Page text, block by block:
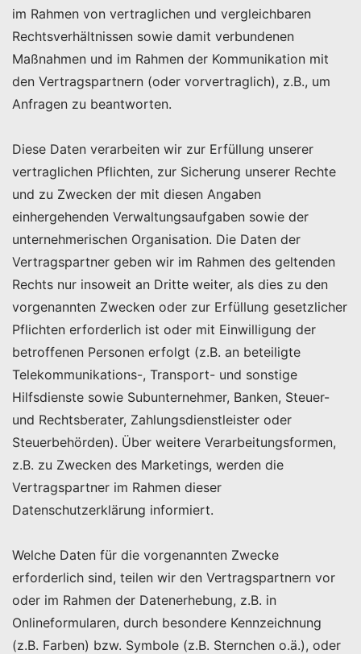
im Rahmen von vertraglichen und vergleichbaren
Rechtsverhältnissen sowie damit verbundenen
Maßnahmen und im Rahmen der Kommunikation mit
den Vertragspartnern (oder vorvertraglich), z.B., um
Anfragen zu beantworten.
Diese Daten verarbeiten wir zur Erfüllung unserer
vertraglichen Pflichten, zur Sicherung unserer Rechte
und zu Zwecken der mit diesen Angaben
einhergehenden Verwaltungsaufgaben sowie der
unternehmerischen Organisation. Die Daten der
Vertragspartner geben wir im Rahmen des geltenden
Rechts nur insoweit an Dritte weiter, als dies zu den
vorgenannten Zwecken oder zur Erfüllung gesetzlicher
Pflichten erforderlich ist oder mit Einwilligung der
betroffenen Personen erfolgt (z.B. an beteiligte
Telekommunikations-, Transport- und sonstige
Hilfsdienste sowie Subunternehmer, Banken, Steuer-
und Rechtsberater, Zahlungsdienstleister oder
Steuerbehörden). Über weitere Verarbeitungsformen,
z.B. zu Zwecken des Marketings, werden die
Vertragspartner im Rahmen dieser
Datenschutzerklärung informiert.
Welche Daten für die vorgenannten Zwecke
erforderlich sind, teilen wir den Vertragspartnern vor
oder im Rahmen der Datenerhebung, z.B. in
Onlineformularen, durch besondere Kennzeichnung
(z.B. Farben) bzw. Symbole (z.B. Sternchen o.ä.), oder